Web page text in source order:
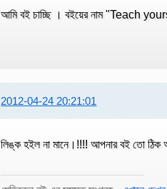
আমি বই চাচ্ছি । বইয়ের নাম "Teach
2012-04-24 20:21:01
লিঙ্ক হইল না মানে।!!!! আপনার বই তো